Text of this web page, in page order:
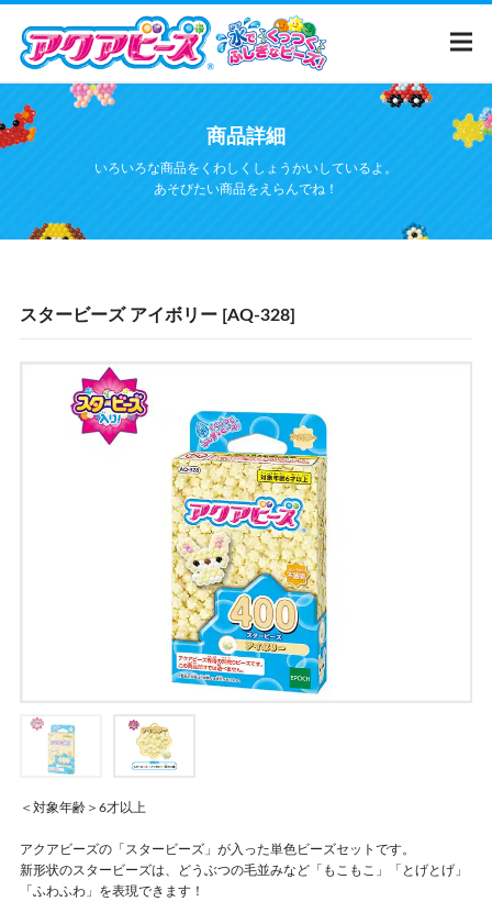
テ
ン
商品カタログ
アクアビーズ って？
ムービー
商品詳細
いろいろな商品をくわしくしょうかいしているよ。
あそびたい商品をえらんでね！
スタービーズ アイボリー [AQ-328]
＜対象年齢＞6才以上
アクアビーズの「スタービーズ」が入った単色ビーズセットです。
新形状のスタービーズは、どうぶつの毛並みなど「もこもこ」「とげとげ」
「ふわふわ」を表現できます！